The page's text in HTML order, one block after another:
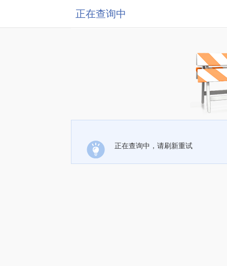
正在查询中
正在查询中，请刷新重试